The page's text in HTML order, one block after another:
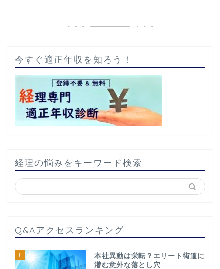
今すぐ適正年収を知ろう！
経理の悩みをキーワード検索
Q&Aアクセスランキング
1
本社異動は栄転？エリート街道に
潜む意外な落とし穴